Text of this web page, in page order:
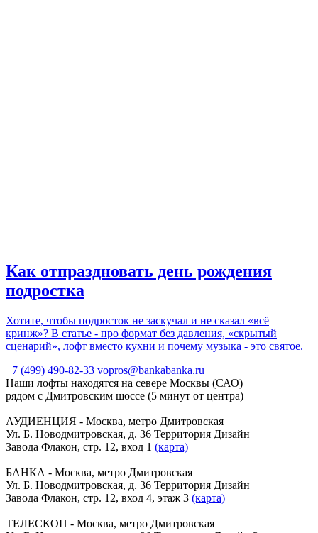
Как отпраздновать день рождения
подростка
Хотите, чтобы подросток не заскучал и не сказал «всё
кринж»? В статье - про формат без давления, «скрытый
сценарий», лофт вместо кухни и почему музыка - это святое.
+7 (499) 490-82-33 vopros@bankabanka.ru
Наши лофты находятся на севере Москвы (САО)
рядом с Дмитровским шоссе (5 минут от центра)
АУДИЕНЦИЯ - Москва, метро Дмитровская
Ул. Б. Новодмитровская, д. 36 Территория Дизайн
Завода Флакон, стр. 12, вход 1 (карта)
БАНКА - Москва, метро Дмитровская
Ул. Б. Новодмитровская, д. 36 Территория Дизайн
Завода Флакон, стр. 12, вход 4, этаж 3 (карта)
ТЕЛЕСКОП - Москва, метро Дмитровская